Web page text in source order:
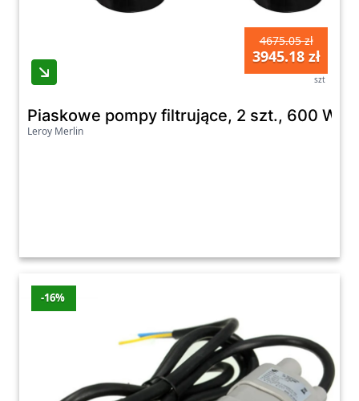
4675.05 zł
3945.18 zł
szt
Piaskowe pompy filtrujące, 2 szt., 600 W,
Leroy Merlin
-16%